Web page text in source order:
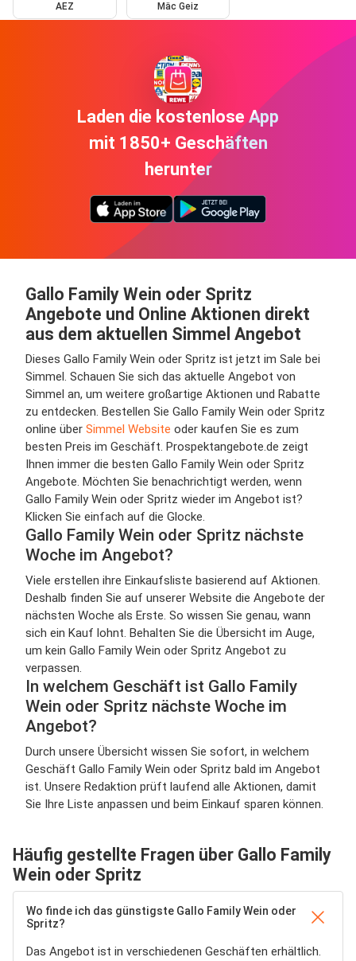
AEZ Mäc Geiz
Laden die kostenlose App
mit 1850+ Geschäften
herunter
Gallo Family Wein oder Spritz
Angebote und Online Aktionen direkt
aus dem aktuellen Simmel Angebot
Dieses Gallo Family Wein oder Spritz ist jetzt im Sale bei
Simmel. Schauen Sie sich das aktuelle Angebot von
Simmel an, um weitere großartige Aktionen und Rabatte
zu entdecken. Bestellen Sie Gallo Family Wein oder Spritz
online über Simmel Website oder kaufen Sie es zum
besten Preis im Geschäft. Prospektangebote.de zeigt
Ihnen immer die besten Gallo Family Wein oder Spritz
Angebote. Möchten Sie benachrichtigt werden, wenn
Gallo Family Wein oder Spritz wieder im Angebot ist?
Klicken Sie einfach auf die Glocke.
Gallo Family Wein oder Spritz nächste
Woche im Angebot?
Viele erstellen ihre Einkaufsliste basierend auf Aktionen.
Deshalb finden Sie auf unserer Website die Angebote der
nächsten Woche als Erste. So wissen Sie genau, wann
sich ein Kauf lohnt. Behalten Sie die Übersicht im Auge,
um kein Gallo Family Wein oder Spritz Angebot zu
verpassen.
In welchem Geschäft ist Gallo Family
Wein oder Spritz nächste Woche im
Angebot?
Durch unsere Übersicht wissen Sie sofort, in welchem
Geschäft Gallo Family Wein oder Spritz bald im Angebot
ist. Unsere Redaktion prüft laufend alle Aktionen, damit
Sie Ihre Liste anpassen und beim Einkauf sparen können.
Häufig gestellte Fragen über Gallo Family
Wein oder Spritz
Wo finde ich das günstigste Gallo Family Wein oder
Spritz?
Das Angebot ist in verschiedenen Geschäften erhältlich.